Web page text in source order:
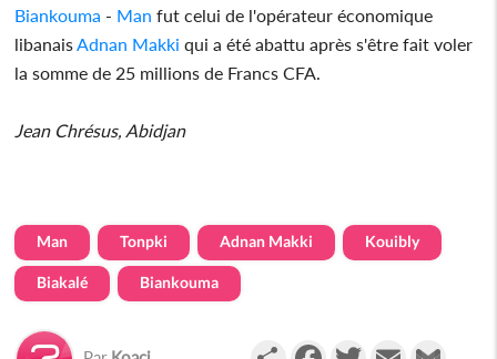
Biankouma - Man fut celui de l'opérateur économique
libanais Adnan Makki qui a été abattu après s'être fait voler
la somme de 25 millions de Francs CFA.
Jean Chrésus, Abidjan
Man Tonpki Adnan Makki Kouibly
Biakalé Biankouma
PartagerFacebookTwitterEmail